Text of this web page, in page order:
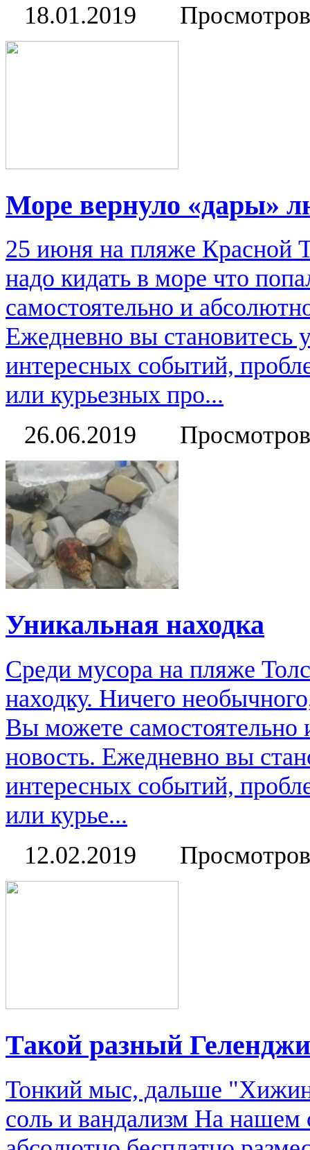
18.01.2019
Море вернуло «дары»
25 июня на пляже Красной
надо кидать в море что
самостоятельно и
Ежедневно вы становитесь
интересных событий,
или курьезных про...
26.06.2019
Уникальная находка
Среди мусора на пляже
находку. Ничего
Вы можете самостоятельно
новость. Ежедневно вы
интересных событий,
или курье...
12.02.2019
Такой разный
Тонкий мыс, дальше
соль и вандализм На нашем